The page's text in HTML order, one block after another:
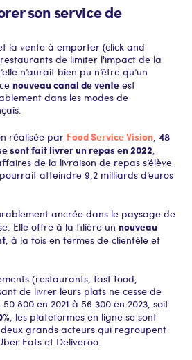
son service de
la vente à emporter (click and
de limiter l'impact de la
n’aurait bien pu n’être qu’un
nouveau canal de vente est
dans les modes de
réalisée par Food Service Vision 48
sont fait livrer un repas en 2022
de la livraison de repas s’élève
atteindre 9,2 milliards d’euros
ancrée dans le paysage de
Elle offre à la filière un nouveau
, à la fois en termes de clientèle et
(restaurants, fast food,
de livrer leurs plats ne cesse de
800 en 2021 à 56 300 en 2023, soit
, les plateformes en ligne se sont
grands acteurs qui regroupent
Eats et Deliveroo.